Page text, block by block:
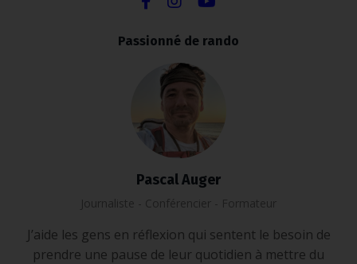
Passionné de rando
Pascal Auger
Journaliste - Conférencier - Formateur
J’aide les gens en réflexion qui sentent le besoin de
prendre une pause de leur quotidien à mettre du